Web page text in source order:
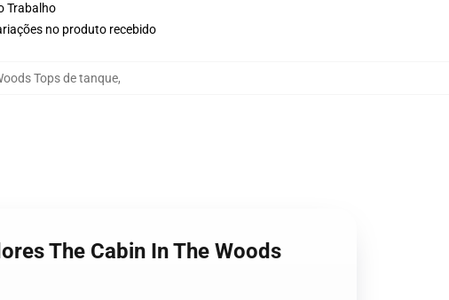
Trabalho
no produto recebido
Tops de tanque,
The Cabin In The Woods